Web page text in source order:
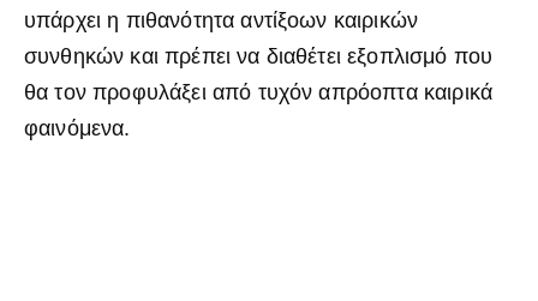
υπάρχει η πιθανότητα αντίξοων καιρικών
συνθηκών και πρέπει να διαθέτει εξοπλισμό που
θα τον προφυλάξει από τυχόν απρόοπτα καιρικά
φαινόμενα.